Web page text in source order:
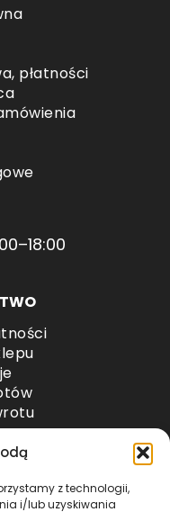
z technologii,
i/lub uzyskiwania
płatności
paletowe